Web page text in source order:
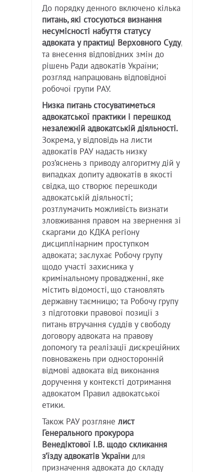
До порядку денного включено кілька
питань, які стосуються визнання
несумісності набуття статусу
адвоката у практиці Верховного Суду,
та внесення відповідних змін до
рішень Ради адвокатів України;
розгляд напрацювань відповідної
робочої групи РАУ.
Низка питань стосуватиметься
адвокатської практики і перешкод
незалежній адвокатській діяльності.
Зокрема, у відповідь на листи
адвокатів РАУ надасть низку
роз’яснень з приводу алгоритму дій у
випадках допиту адвокатів в якості
свідка, що створює перешкоди
адвокатській діяльності;
розтлумачить можливість визнати
зловживання правом на звернення зі
скаргами до КДКА регіону
дисциплінарним проступком
адвоката; заслухає Робочу групу
щодо участі захисника у
кримінальному провадженні, яке
містить відомості, що становлять
державну таємницю; та Робочу групу
з підготовки правової позиції з
питань втручання суддів у свободу
договору адвоката на правову
допомогу та реалізації дискреційних
повноважень при односторонній
відмові адвоката від виконання
доручення у контексті дотримання
адвокатом Правил адвокатської
етики.
Також РАУ розгляне лист
Генерального прокурора
Венедіктової І.В. щодо скликання
з’їзду адвокатів України для
призначення адвоката до складу